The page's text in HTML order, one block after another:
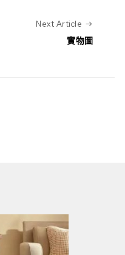
Next Article
實物圖